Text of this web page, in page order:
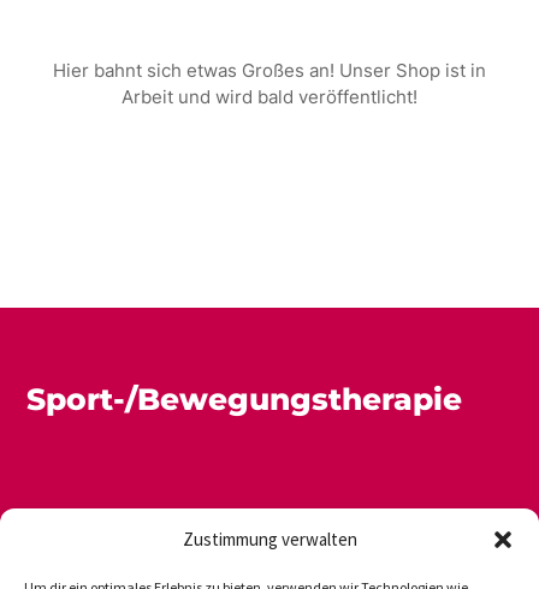
Zustimmung verwalten
Hier bahnt sich etwas Großes an! Unser Shop ist in
Arbeit und wird bald veröffentlicht!
Sport-/Bewegungstherapie